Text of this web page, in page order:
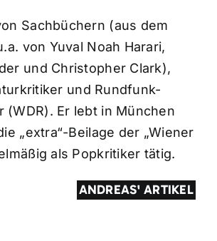
Sachbüchern (aus dem
von Yuval Noah Harari,
und Christopher Clark),
und Rundfunk-
(WDR). Er lebt in München
„extra“-Beilage der „Wiener
als Popkritiker tätig.
ANDREAS' ARTIKEL